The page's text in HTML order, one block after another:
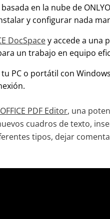
en la nube de
y configurar nada
DocSpacey accede a una
un trabajo en equipo
tu PC o portátil con
PDF Editor, una
cuadros de texto,
tipos, dejar